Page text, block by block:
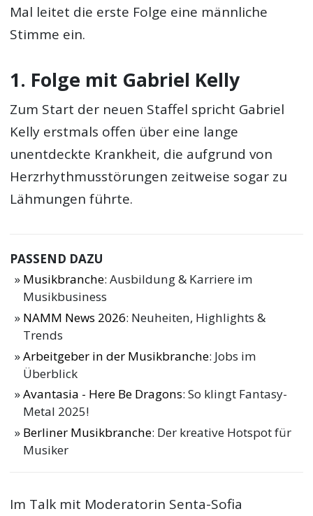
Mal leitet die erste Folge eine männliche
Stimme ein.
1. Folge mit Gabriel Kelly
Zum Start der neuen Staffel spricht Gabriel
Kelly erstmals offen über eine lange
unentdeckte Krankheit, die aufgrund von
Herzrhythmusstörungen zeitweise sogar zu
Lähmungen führte.
PASSEND DAZU
Musikbranche: Ausbildung & Karriere im
Musikbusiness
NAMM News 2026: Neuheiten, Highlights &
Trends
Arbeitgeber in der Musikbranche: Jobs im
Überblick
Avantasia - Here Be Dragons: So klingt Fantasy-
Metal 2025!
Berliner Musikbranche: Der kreative Hotspot für
Musiker
Im Talk mit Moderatorin Senta-Sofia